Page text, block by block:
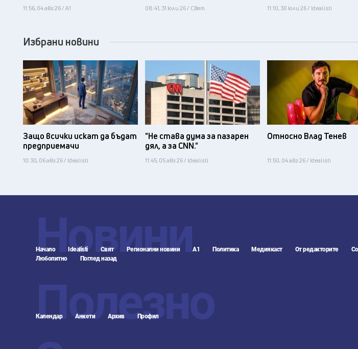
11:56, 04 авг 26 / А1 08:41, 31 юли 26 / Свят 11:10, 30 юли 26 / Idealisti
Избрани новини
Защо всички искат да бъдат
предприемачи
10:30, 06 авг 26 / Idealisti
"Не става дума за пазарен
дял, а за CNN."
11:45, 05 авг 26 / Idealisti
Относно Влад Тенев
11:50, 04 авг 26 / Idealisti
Новини
Начало Idealisti Свят Регионални новини А1 Политика Медиякаст От редакторите
Любопитно
Поглед назад
Полезно
Календар Анкети Архив Профил